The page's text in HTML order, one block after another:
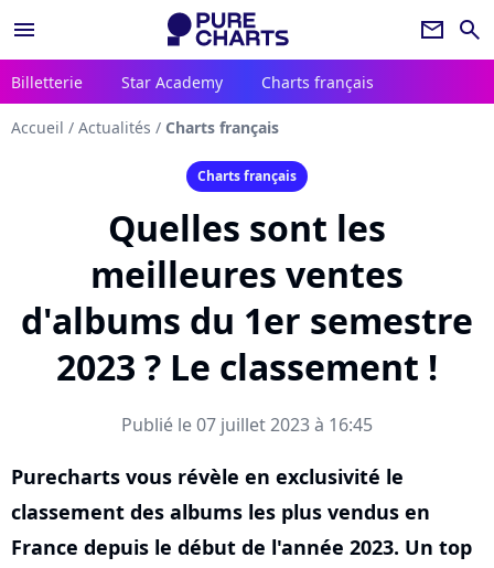
menu newsletter search
Billetterie Star Academy Charts français
Accueil / Actualités / Charts français
Charts français
Quelles sont les
meilleures ventes
d'albums du 1er semestre
2023 ? Le classement !
Publié le 07 juillet 2023 à 16:45
Purecharts vous révèle en exclusivité le
classement des albums les plus vendus en
France depuis le début de l'année 2023. Un top